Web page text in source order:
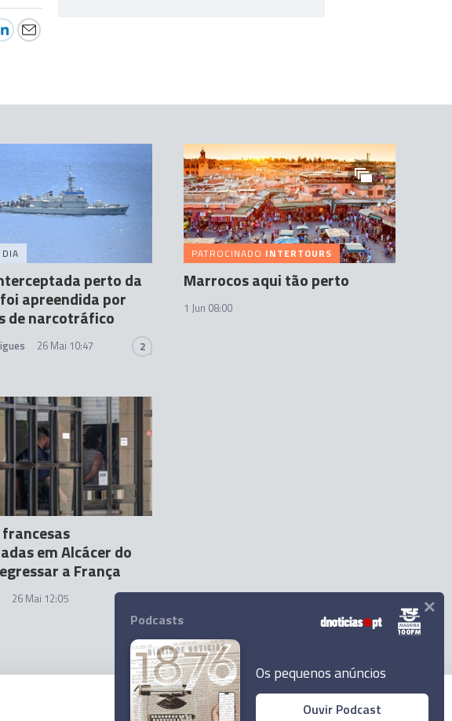
perto da
apreendida por
de narcotráfico
26 Mai 10:47 2
PATROCINADO INTERTOURS
Marrocos aqui tão perto
1 Jun 08:00
em Alcácer do
a França
26 Mai 12:05
Podcasts
Os pequenos anúncios
Ouvir Podcast
×